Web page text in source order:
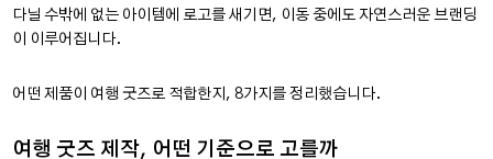
다닐 수밖에 없는 아이템에 로고를 새기면, 이동 중에도 자연스러운 브랜딩
이 이루어집니다.
어떤 제품이 여행 굿즈로 적합한지, 8가지를 정리했습니다.
여행 굿즈 제작, 어떤 기준으로 고를까